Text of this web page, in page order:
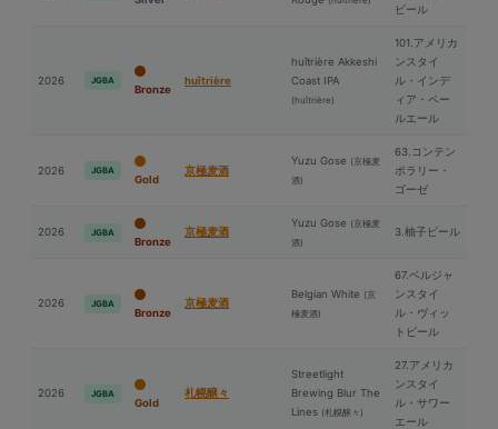
ビール
2026 JGBA
Bronze
huîtrière
huîtrière Akkeshi
Coast IPA
(huîtrière)
101.アメリカ
ンスタイ
ル・インデ
ィア・ペー
ルエール
2026 JGBA
Gold
京極⻨酒
Yuzu Gose (京極⻨
酒)
63.コンテン
ポラリー・
ゴーゼ
2026 JGBA
Bronze
京極⻨酒
Yuzu Gose (京極⻨
酒)
3.柚子ビール
2026 JGBA
Bronze
京極⻨酒
Belgian White (京
極⻨酒)
67.ベルジャ
ンスタイ
ル・ヴィッ
トビール
2026 JGBA
Gold
札幌醸々
Streetlight
Brewing Blur The
Lines (札幌醸々)
27.アメリカ
ンスタイ
ル・サワー
エール